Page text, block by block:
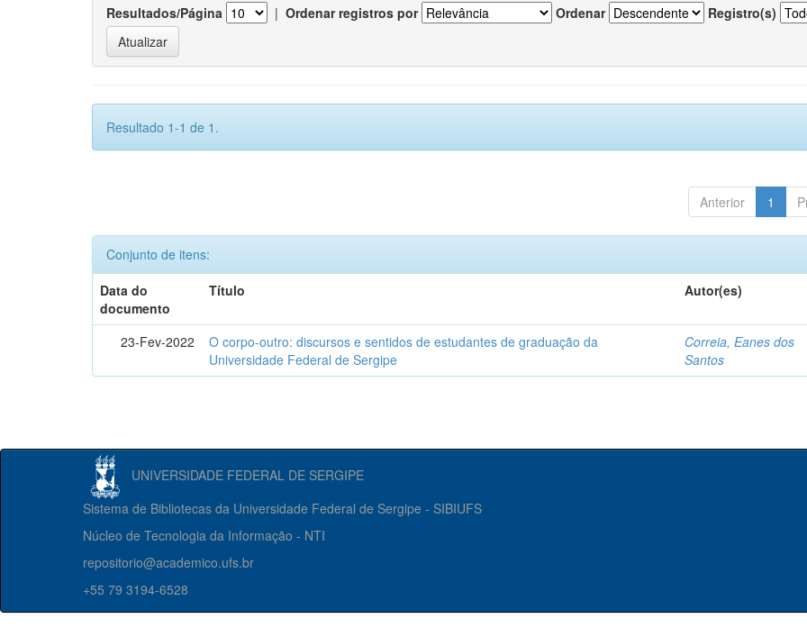
Resultados/Página | Ordenar registros por Ordenar Registro(s)
Resultado 1-1 de 1.
Anterior 1
Conjunto de itens:
Data do
documento
Título Autor(es)
23-Fev-2022
O corpo-outro: discursos e sentidos de estudantes de graduação da
Universidade Federal de Sergipe
Correia, Eanes dos
Santos
UNIVERSIDADE FEDERAL DE SERGIPE
Sistema de Bibliotecas da Universidade Federal de Sergipe - SIBIUFS
Núcleo de Tecnologia da Informação - NTI
repositorio@academico.ufs.br
+55 79 3194-6528